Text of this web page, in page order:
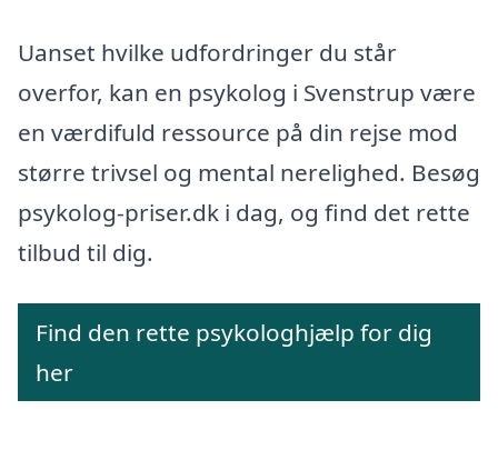
Uanset hvilke udfordringer du står
overfor, kan en psykolog i Svenstrup være
en værdifuld ressource på din rejse mod
større trivsel og mental nerelighed. Besøg
psykolog-priser.dk i dag, og find det rette
tilbud til dig.
Find den rette psykologhjælp for dig
her